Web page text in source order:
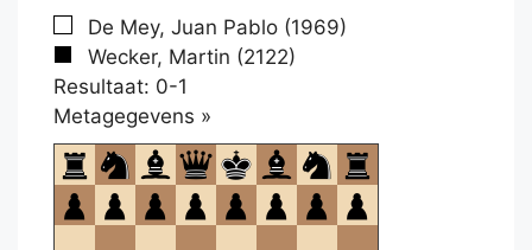
De Mey, Juan Pablo (1969)
Wecker, Martin (2122)
Resultaat: 0-1
Metagegevens »
om
te
openen.